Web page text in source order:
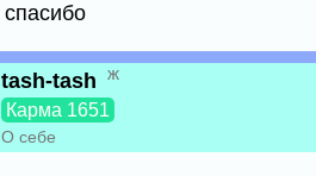
спасибо
tash-tash ж
Карма 1651
О себе